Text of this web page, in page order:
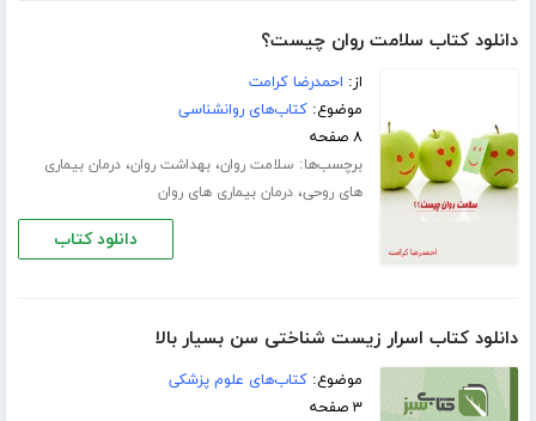
دانلود کتاب سلامت روان چیست؟
از: احمدرضا کرامت
موضوع:کتاب‌های روانشناسی
۸ صفحه
برچسب‌ها: سلامت روان،بهداشت روان،درمان بیماری
های روحی،درمان بیماری های روان
دانلود کتاب
دانلود کتاب اسرار زیست شناختی سن بسیار بالا
موضوع:کتاب‌های علوم پزشکی
۳ صفحه